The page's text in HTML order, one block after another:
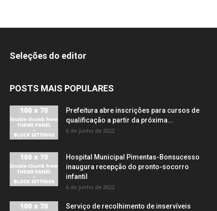
Seleções do editor
POSTS MAIS POPULARES
Prefeitura abre inscrições para cursos de
qualificação a partir da próxima...
6 de junho de 2022
Hospital Municipal Pimentas-Bonsucesso
inaugura recepção do pronto-socorro
infantil
6 de junho de 2022
Serviço de recolhimento de inservíveis